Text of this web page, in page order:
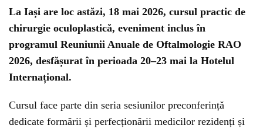
La Iași are loc astăzi, 18 mai 2026, cursul practic de
chirurgie oculoplastică, eveniment inclus în
programul Reuniunii Anuale de Oftalmologie RAO
2026, desfășurat în perioada 20–23 mai la Hotelul
Internațional.
Cursul face parte din seria sesiunilor preconferință
dedicate formării și perfecționării medicilor rezidenți și